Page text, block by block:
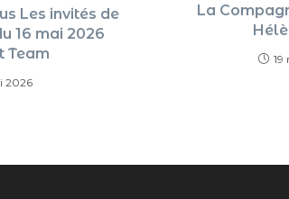
Les invités de
16 mai 2026
Team
2026
La
19